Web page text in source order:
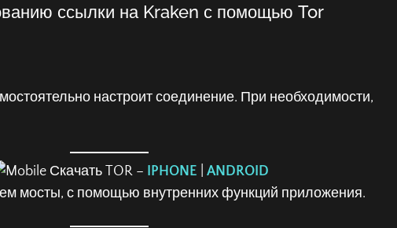
ссылки на Kraken с помощью Tor
настроит соединение. При необходимости,
Скачать TOR – IPHONE |ANDROID
мосты, с помощью внутренних функций приложения.